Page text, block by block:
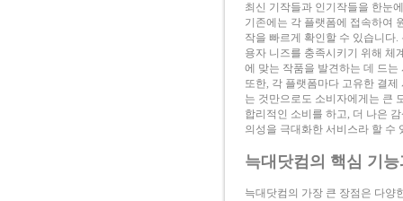
최신 기작들과 인기작들을 한눈
기존에는 각 플랫폼에 접속하여
작을 빠르게 확인할 수 있습니다
용자 니즈를 충족시키기 위해 체
에 맞는 작품을 발견하는 데 드
또한, 각 플랫폼마다 고유한 결
는 것만으로도 소비자에게는 큰
합리적인 소비를 하고, 더 나은
의성을 극대화한 서비스라 할 수
늑대닷컴의 핵심 기
늑대닷컴의 가장 큰 장점은 다양